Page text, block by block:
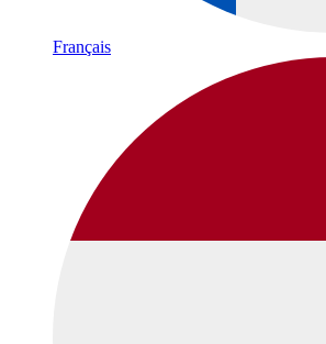
Français